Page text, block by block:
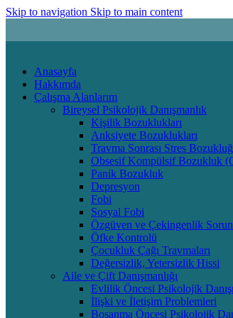
Skip to navigation Skip to main content
Anasayfa
Hakkımda
Çalışma Alanlarım
Bireysel Psikolojik Danışmanlık
Kişilik Bozuklukları
Anksiyete Bozuklukları
Travma Sonrası Stres
Obsesif Kompülsif Bozukluk
Panik Bozukluk
Depresyon
Fobi
Sosyal Fobi
Özgüven ve Çekingenlik
Öfke Kontrolü
Çocukluk Çağı Travmaları
Değersizlik, Yetersizlik Hissi
Aile ve Çift Danışmanlığı
Evlilik Öncesi Psikolojik
İlişki ve İletişim Problemleri
Boşanma Öncesi Psikolojik